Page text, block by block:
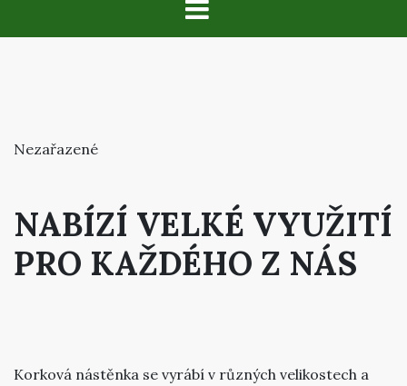
Nezařazené
NABÍZÍ VELKÉ VYUŽITÍ
PRO KAŽDÉHO Z NÁS
Korková nástěnka se vyrábí v různých velikostech a